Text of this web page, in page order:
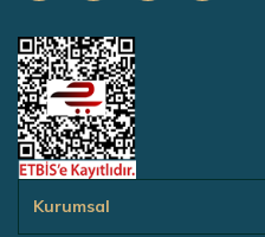
Kurumsal